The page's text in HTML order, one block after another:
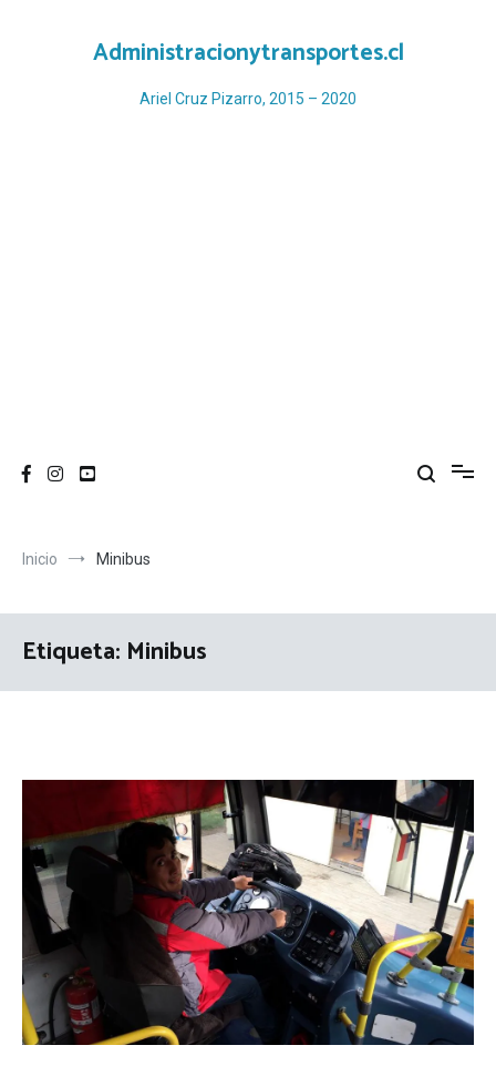
Administracionytransportes.cl
Ariel Cruz Pizarro, 2015 – 2020
Inicio Minibus
Etiqueta: Minibus